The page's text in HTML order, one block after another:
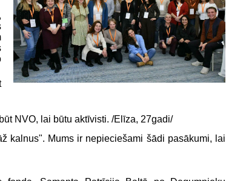
NVO, lai būtu aktīvisti. /Elīza, 27gadi/
kalnus". Mums ir nepieciešami šādi pasākumi, lai